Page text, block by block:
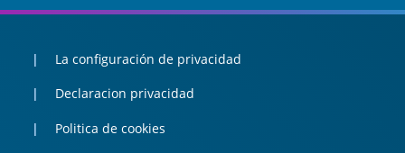
La configuración de privacidad
Declaracion privacidad
Politica de cookies